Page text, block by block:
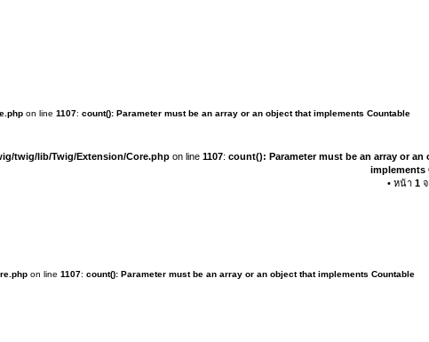
on line 1107: count(): Parameter must be an array or an object that implements Countable
twig/lib/Twig/Extension/Core.php on line 1107: count(): Parameter must be an array or an
implements
• หน้า 1
on line 1107: count(): Parameter must be an array or an object that implements Countable